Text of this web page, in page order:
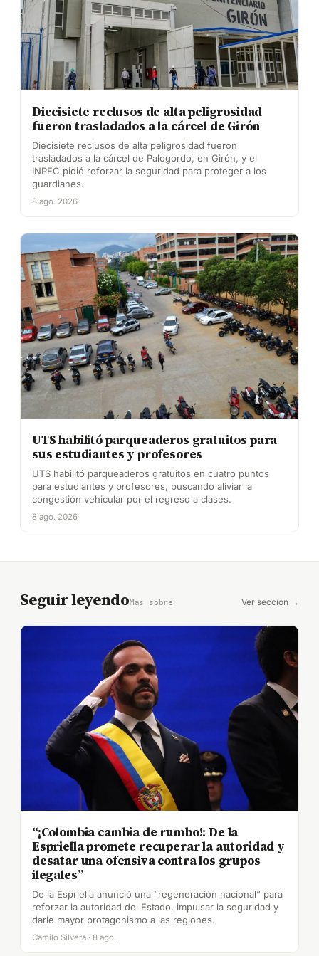
Diecisiete reclusos de alta peligrosidad
fueron trasladados a la cárcel de Girón
Diecisiete reclusos de alta peligrosidad fueron
trasladados a la cárcel de Palogordo, en Girón, y el
INPEC pidió reforzar la seguridad para proteger a los
guardianes.
8 ago. 2026
UTS habilitó parqueaderos gratuitos para
sus estudiantes y profesores
UTS habilitó parqueaderos gratuitos en cuatro puntos
para estudiantes y profesores, buscando aliviar la
congestión vehicular por el regreso a clases.
8 ago. 2026
Seguir leyendoMás sobre Ver sección →
“¡Colombia cambia de rumbo!: De la
Espriella promete recuperar la autoridad y
desatar una ofensiva contra los grupos
ilegales”
De la Espriella anunció una “regeneración nacional” para
reforzar la autoridad del Estado, impulsar la seguridad y
darle mayor protagonismo a las regiones.
Camilo Silvera · 8 ago.